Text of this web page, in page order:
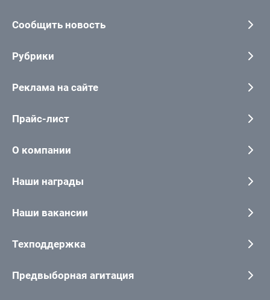
Сообщить новость
Рубрики
Реклама на сайте
Прайс-лист
О компании
Наши награды
Наши вакансии
Техподдержка
Предвыборная агитация